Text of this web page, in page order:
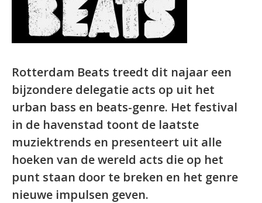
Rotterdam Beats treedt dit najaar een
bijzondere delegatie acts op uit het
urban bass en beats-genre. Het festival
in de havenstad toont de laatste
muziektrends en presenteert uit alle
hoeken van de wereld acts die op het
punt staan door te breken en het genre
nieuwe impulsen geven.